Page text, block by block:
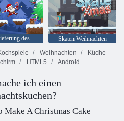
Sonderlieferung des Weihnachtsmanns
Skaten Weihnachten
Weihnachten
Küche
HTML5 Android
ich einen
Make A Christmas Cake